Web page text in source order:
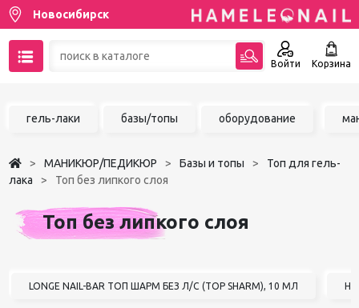
Новосибирск
Войти Корзина
Чат в MAX
Акции
гель-лаки базы/топы оборудование
МАНИКЮР/ПЕДИКЮР Базы и топы
Топ для гель-
лака
Топ без липкого слоя
Топ без липкого слоя
LONGE NAIL-BAR ТОП ШАРМ БЕЗ Л/С (TOP SHARM), 10 МЛ